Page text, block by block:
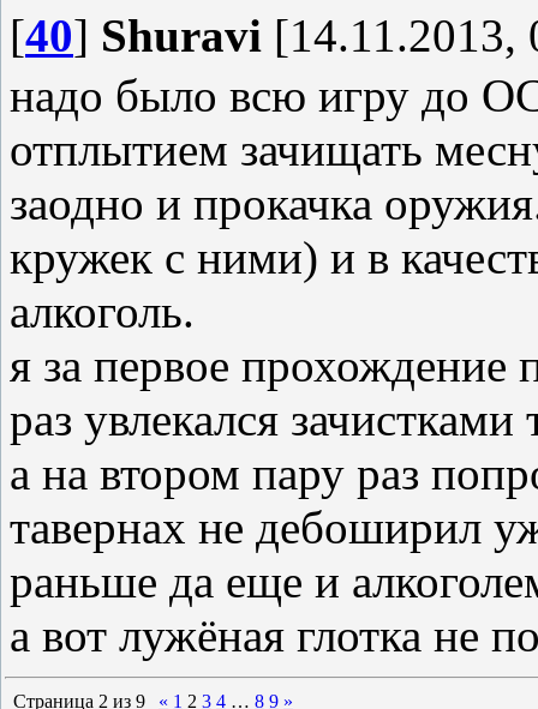
[40] Shuravi [14.11.2013,
надо было всю игру до
отплытием зачищать
заодно и прокачка
кружек с ними) и в
алкоголь.
я за первое прохождение
раз увлекался зачистками
а на втором пару раз
тавернах не дебоширил
раньше да еще и
а вот лужёная глотка не
Страница 2 из 9 « 1 2 3 4 … 8 9 »